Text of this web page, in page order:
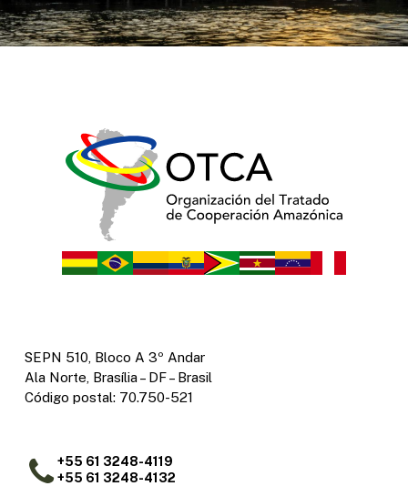
SEPN 510, Bloco A 3º Andar
Ala Norte, Brasília – DF – Brasil
Código postal: 70.750-521
+55 61 3248-4119
+55 61 3248-4132